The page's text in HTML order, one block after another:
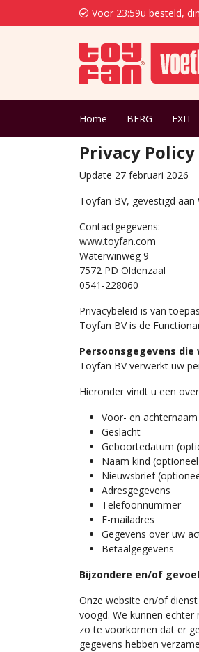
Voor 23:59u besteld,
Home BERG EXIT
Privacy Policy
Update 27 februari 2026
Toyfan BV, gevestigd
Contactgegevens:
www.toyfan.com
Waterwinweg 9
7572 PD Oldenzaal
0541-228060
Privacybeleid is van
Toyfan BV is de
Persoonsgegevens die
Toyfan BV verwerkt uw
Hieronder vindt u een
Voor- en achternaam
Geslacht
Geboortedatum
Naam kind
Nieuwsbrief
Adresgegevens
Telefoonnummer
E-mailadres
Gegevens over uw
Betaalgegevens
Bijzondere en/of
Onze website en/of
voogd. We kunnen
zo te voorkomen dat er
gegevens hebben